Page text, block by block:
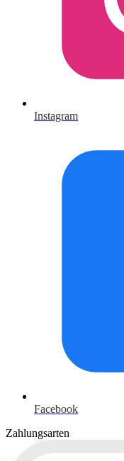
Facebook
Instagram
Zahlungsarten